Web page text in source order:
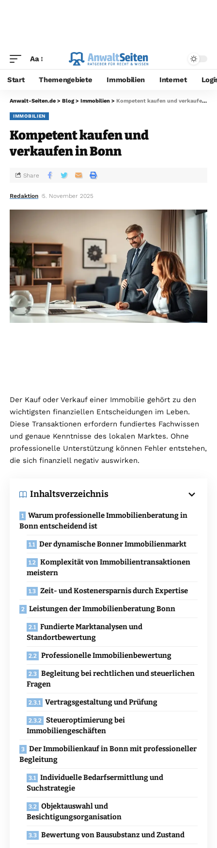
Aa
Start Themengebiete Immobilien Internet
Anwalt-Seiten.de > Blog > Immobilien > Kompetent kaufen und verkaufen in Bonn
IMMOBILIEN
Kompetent kaufen und
verkaufen in Bonn
Redaktion 5. November 2025
Share
Der Kauf oder Verkauf einer Immobilie gehört zu den
wichtigsten finanziellen Entscheidungen im Leben.
Diese Transaktionen erfordern fundiertes Fachwissen
und genaue Kenntnisse des lokalen Marktes. Ohne
professionelle Unterstützung können Fehler entstehen,
die sich finanziell negativ auswirken.
Inhaltsverzeichnis
Warum professionelle Immobilienberatung in
Bonn entscheidend ist
Der dynamische Bonner Immobilienmarkt
Komplexität von Immobilientransaktionen
meistern
Zeit- und Kostenersparnis durch Expertise
Leistungen der Immobilienberatung Bonn
Fundierte Marktanalysen und
Standortbewertung
Professionelle Immobilienbewertung
Begleitung bei rechtlichen und steuerlichen
Fragen
Vertragsgestaltung und Prüfung
Steueroptimierung bei
Immobiliengeschäften
Der Immobilienkauf in Bonn mit professioneller
Begleitung
Individuelle Bedarfsermittlung und
Suchstrategie
Objektauswahl und
Besichtigungsorganisation
Bewertung von Bausubstanz und Zustand